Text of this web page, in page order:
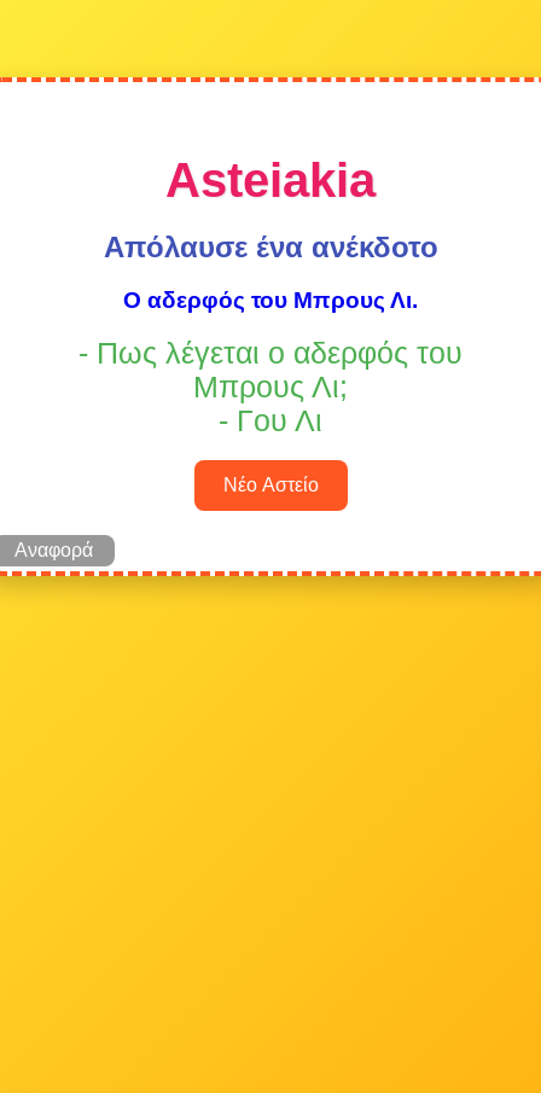
Asteiakia
Απόλαυσε ένα ανέκδοτο
Ο αδερφός του Μπρους Λι.
- Πως λέγεται ο αδερφός του
Μπρους Λι;
- Γου Λι
Νέο Αστείο
Αναφορά